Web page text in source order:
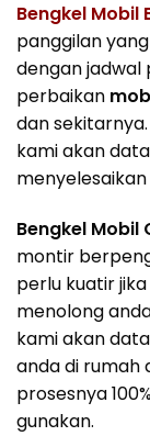
Bengkel Mobil
panggilan
dengan jadwal
perbaikan
dan
kami akan
Bengkel
montir
perlu kuatir
menolong
kami akan
anda di rumah
prosesnya
gunakan.